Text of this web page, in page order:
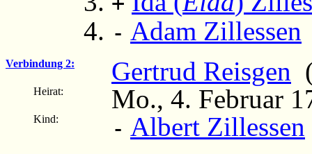
- Adam Zillessen
Verbindung 2: Gertrud Reisgen
Heirat: Mo., 4. Februar
Kind: - Albert Zillessen